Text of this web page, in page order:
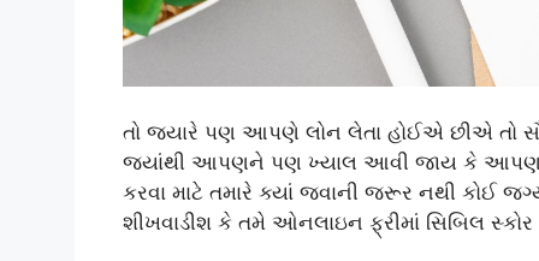
તો જ્યારે પણ આપણે લોન લેતા હોઈએ છીએ તો
જ્યાંથી આપણને પણ ખ્યાલ આવી જાય કે
કરવા માટે તમારે ક્યાં જવાની જરૂર નથી કોઈ
શીખવાડીશ કે તમે ઓનલાઇન ફ્રીમાં સિબિલ સ્કોર